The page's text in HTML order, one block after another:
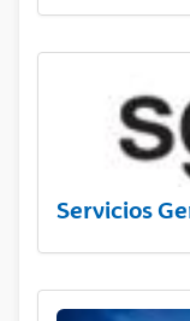
Servicios